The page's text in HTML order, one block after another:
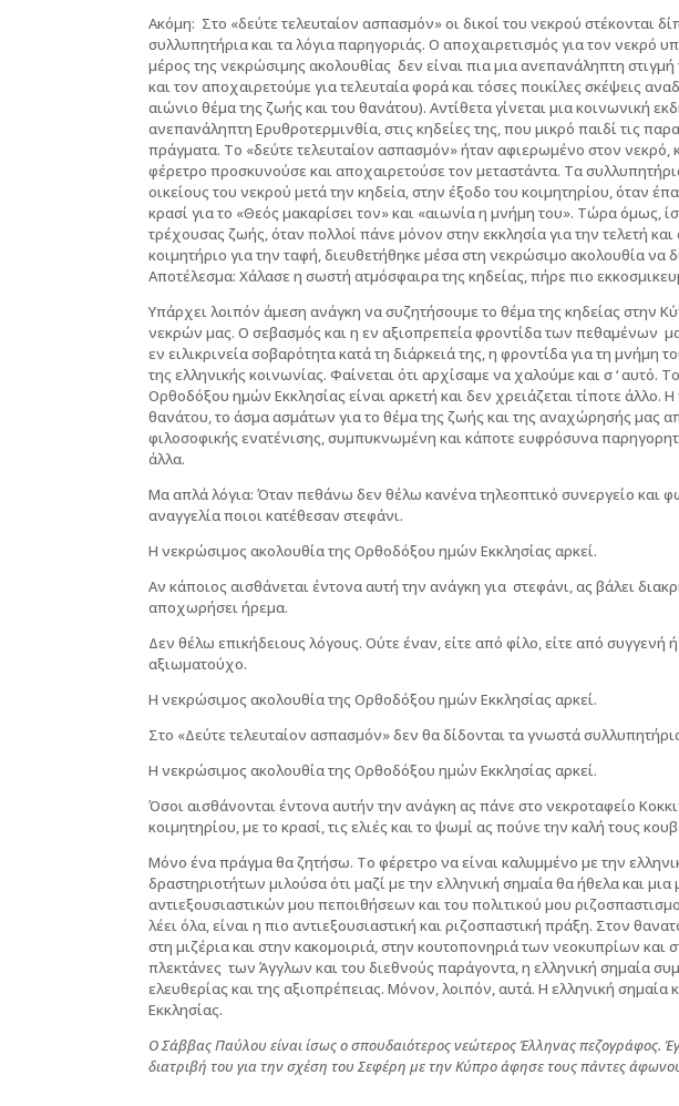
Ακόμη: Στο «δεύτε τελευταίον ασπασμόν» οι δικοί του νεκρού στέκονται
συλλυπητήρια και τα λόγια παρηγοριάς. Ο αποχαιρετισμός για τον νεκρό
μέρος της νεκρώσιμης ακολουθίας δεν είναι πια μια ανεπανάληπτη
και τον αποχαιρετούμε για τελευταία φορά και τόσες ποικίλες σκέψεις
αιώνιο θέμα της ζωής και του θανάτου). Αντίθετα γίνεται μια κοινωνική
ανεπανάληπτη Ερυθροτερμινθία, στις κηδείες της, που μικρό παιδί τις
πράγματα. Το «δεύτε τελευταίον ασπασμόν» ήταν αφιερωμένο στον νεκρό,
φέρετρο προσκυνούσε και αποχαιρετούσε τον μεταστάντα. Τα
οικείους του νεκρού μετά την κηδεία, στην έξοδο του κοιμητηρίου, όταν
κρασί για το «Θεός μακαρίσει τον» και «αιωνία η μνήμη του». Τώρα όμως,
τρέχουσας ζωής, όταν πολλοί πάνε μόνον στην εκκλησία για την τελετή
κοιμητήριο για την ταφή, διευθετήθηκε μέσα στη νεκρώσιμο ακολουθία να
Αποτέλεσμα: Χάλασε η σωστή ατμόσφαιρα της κηδείας, πήρε πιο
Υπάρχει λοιπόν άμεση ανάγκη να συζητήσουμε το θέμα της κηδείας στην
νεκρών μας. Ο σεβασμός και η εν αξιοπρεπεία φροντίδα των πεθαμένων
εν ειλικρινεία σοβαρότητα κατά τη διάρκειά της, η φροντίδα για τη
της ελληνικής κοινωνίας. Φαίνεται ότι αρχίσαμε να χαλούμε και σ ‘ αυτό.
Ορθοδόξου ημών Εκκλησίας είναι αρκετή και δεν χρειάζεται τίποτε άλλο.
θανάτου, το άσμα ασμάτων για το θέμα της ζωής και της αναχώρησής μας
φιλοσοφικής ενατένισης, συμπυκνωμένη και κάποτε ευφρόσυνα
άλλα.
Μα απλά λόγια: Όταν πεθάνω δεν θέλω κανένα τηλεοπτικό συνεργείο και
αναγγελία ποιοι κατέθεσαν στεφάνι.
Η νεκρώσιμος ακολουθία της Ορθοδόξου ημών Εκκλησίας αρκεί.
Αν κάποιος αισθάνεται έντονα αυτή την ανάγκη για στεφάνι, ας βάλει
αποχωρήσει ήρεμα.
Δεν θέλω επικήδειους λόγους. Ούτε έναν, είτε από φίλο, είτε από
αξιωματούχο.
Η νεκρώσιμος ακολουθία της Ορθοδόξου ημών Εκκλησίας αρκεί.
Στο «Δεύτε τελευταίον ασπασμόν» δεν θα δίδονται τα γνωστά
Η νεκρώσιμος ακολουθία της Ορθοδόξου ημών Εκκλησίας αρκεί.
Όσοι αισθάνονται έντονα αυτήν την ανάγκη ας πάνε στο νεκροταφείο
κοιμητηρίου, με το κρασί, τις ελιές και το ψωμί ας πούνε την καλή τους
Μόνο ένα πράγμα θα ζητήσω. Το φέρετρο να είναι καλυμμένο με την
δραστηριοτήτων μιλούσα ότι μαζί με την ελληνική σημαία θα ήθελα και
αντιεξουσιαστικών μου πεποιθήσεων και του πολιτικού μου
λέει όλα, είναι η πιο αντιεξουσιαστική και ριζοσπαστική πράξη. Στον
στη μιζέρια και στην κακομοιριά, στην κουτοπονηριά των νεοκυπρίων
πλεκτάνες των Άγγλων και του διεθνούς παράγοντα, η ελληνική σημαία
ελευθερίας και της αξιοπρέπειας. Μόνον, λοιπόν, αυτά. Η ελληνική
Εκκλησίας.
Ο Σάββας Παύλου είναι ίσως ο σπουδαιότερος νεώτερος Έλληνας πεζογράφος.
διατριβή του για την σχέση του Σεφέρη με την Κύπρο άφησε τους πάντες